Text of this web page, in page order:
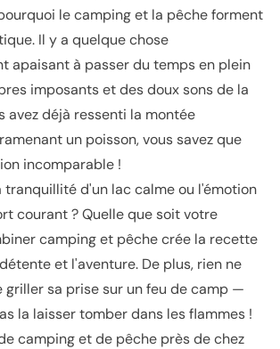
le camping et la pêche forment
Il y a quelque chose
apaisant à passer du temps en plein
imposants et des doux sons de la
avez déjà ressenti la montée
un poisson, vous savez que
incomparable !
tranquillité d'un lac calme ou l'émotion
courant ? Quelle que soit votre
camping et pêche crée la recette
et l'aventure. De plus, rien ne
griller sa prise sur un feu de camp —
la laisser tomber dans les flammes !
camping et de pêche près de chez